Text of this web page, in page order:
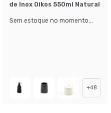
de Inox Oikos 550ml Natural
Sem estoque no momento...
+48